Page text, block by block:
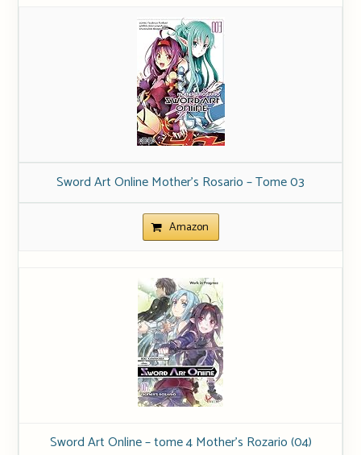
Sword Art Online Mother’s Rosario – Tome 03
Amazon
Sword Art Online – tome 4 Mother’s Rozario (04)